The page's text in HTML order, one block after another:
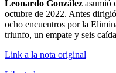
Leonardo González asumió
octubre de 2022. Antes
ocho encuentros por la
triunfo, un empate y seis
Link a la nota original